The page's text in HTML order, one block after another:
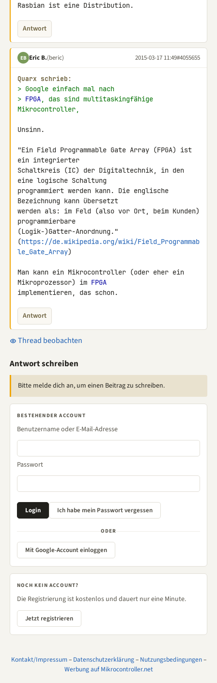
Rasbian ist eine Distribution.
Antwort
EB Eric B.(beric) 2015-03-17 11:49#4055655
Quarx schrieb:
> Google einfach mal nach
> FPGA, das sind multitaskingfähige
Mikrocontroller,
Unsinn.
"Ein Field Programmable Gate Array (FPGA) ist
ein integrierter
Schaltkreis (IC) der Digitaltechnik, in den
eine logische Schaltung
programmiert werden kann. Die englische
Bezeichnung kann übersetzt
werden als: im Feld (also vor Ort, beim Kunden)
programmierbare
(Logik-)Gatter-Anordnung."
(https://de.wikipedia.org/wiki/Field_Programmab
le_Gate_Array)
Man kann ein Mikrocontroller (oder eher ein
Mikroprozessor) im FPGA
implementieren, das schon.
Antwort
Thread beobachten
Antwort schreiben
Bitte melde dich an, um einen Beitrag zu schreiben.
BESTEHENDER ACCOUNT
Benutzername oder E-Mail-Adresse
Passwort
ODER
Mit Google-Account einloggen
NOCH KEIN ACCOUNT?
Die Registrierung ist kostenlos und dauert nur eine Minute.
Jetzt registrieren
Kontakt/Impressum– Datenschutzerklärung– Nutzungsbedingungen–
Werbung auf Mikrocontroller.net